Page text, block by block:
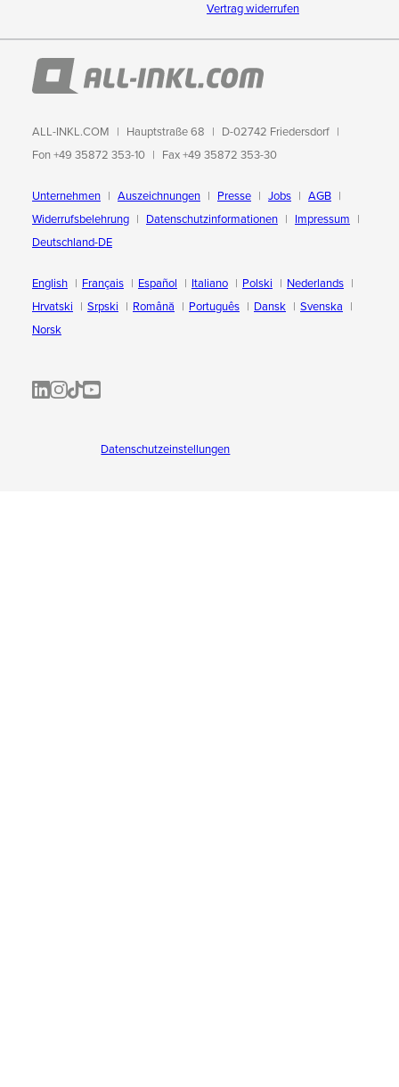
Vertrag widerrufen
ALL-INKL.COM Hauptstraße 68
D-02742 Friedersdorf
Fon +49 35872 353-10
Fax +49 35872 353-30
Unternehmen Auszeichnungen Presse Jobs
AGB
Widerrufsbelehrung
Datenschutzinformationen
Impressum
Deutschland-DE
English Français Español Italiano Polski
Nederlands
Hrvatski
Srpski Română Português Dansk
Svenska
Norsk
ALL-INKL.COM | LinkedIn
ALL-INKL.COM • Instagram photos and videos
ALL-INKL.COM | TikTok
ALLINKL.COM - YouTube
Datenschutzeinstellungen